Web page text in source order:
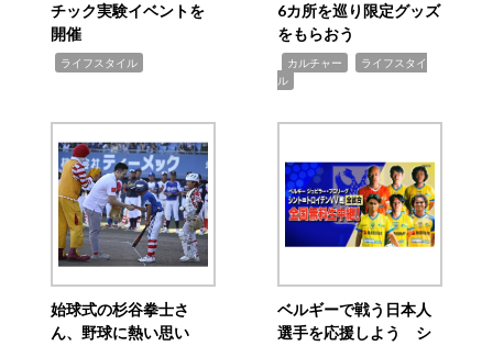
チック実験イベントを
開催
ライフスタイル
6カ所を巡り限定グッズ
をもらおう
カルチャー
ライフスタイ
ル
始球式の杉谷拳士さ
ん、野球に熱い思い
ベルギーで戦う日本人
選手を応援しよう シ